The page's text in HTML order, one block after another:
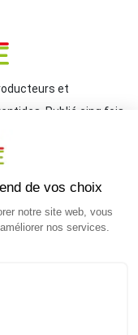
et
Publié cinq fois
et des grands